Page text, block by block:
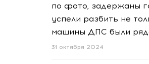
по фото, задержаны
успели разбить не
машины ДПС были
31 октября 2024